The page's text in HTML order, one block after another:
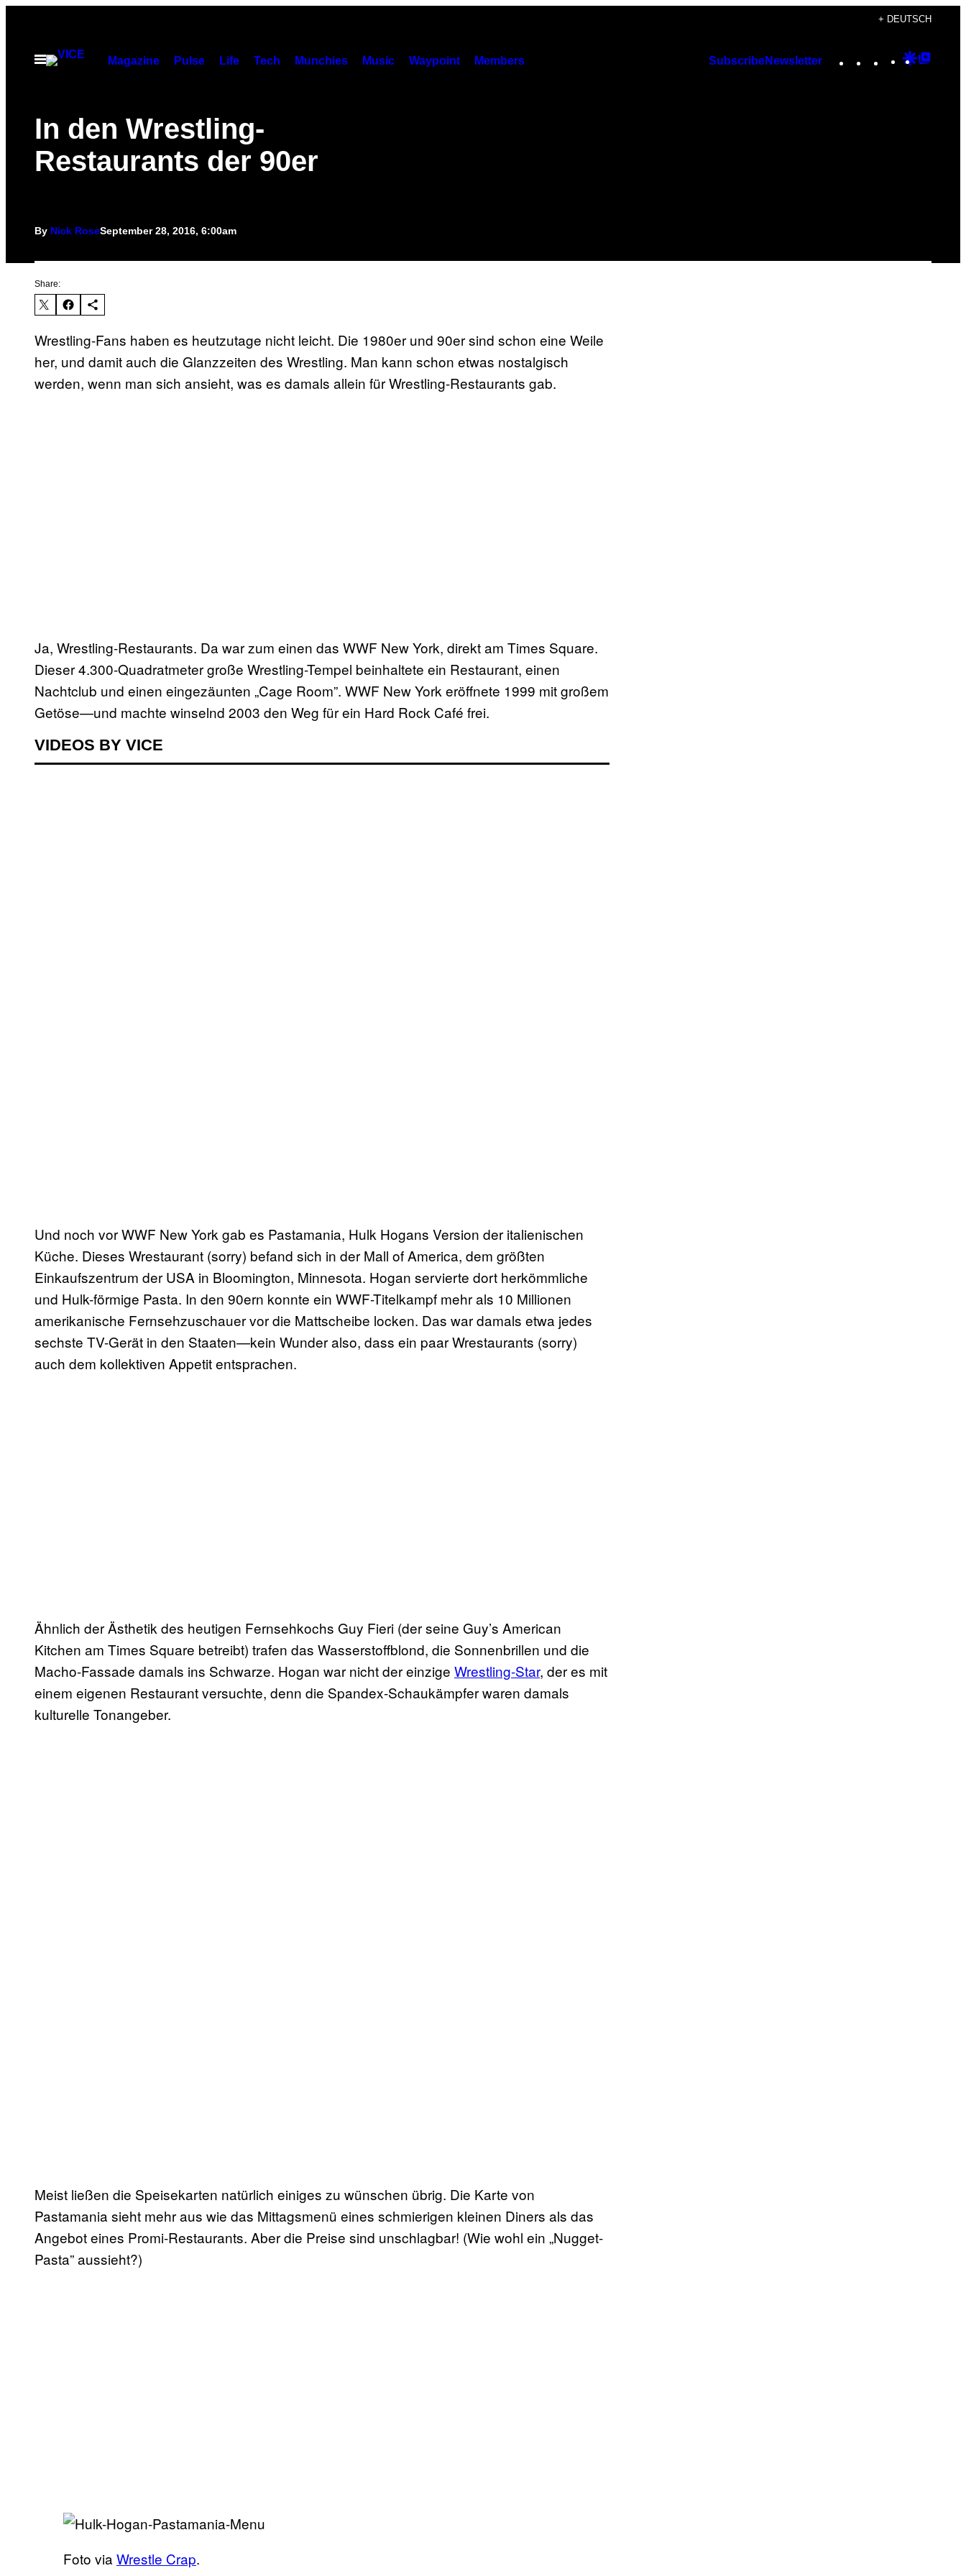
content
+ DEUTSCH
Open
Magazine Pulse Life Tech Munchies Music Waypoint Members SubscribeNewsletter Instagram
TikTok
YouTube
Google
In den Wrestling-
Restaurants der 90er
By Nick RoseSeptember 28, 2016, 6:00am
Share:
Wrestling-Fans haben es heutzutage nicht leicht. Die 1980er und 90er sind schon eine Weile
her, und damit auch die Glanzzeiten des Wrestling. Man kann schon etwas nostalgisch
werden, wenn man sich ansieht, was es damals allein für Wrestling-Restaurants gab.
Ja, Wrestling-Restaurants. Da war zum einen das WWF New York, direkt am Times Square.
Dieser 4.300-Quadratmeter große Wrestling-Tempel beinhaltete ein Restaurant, einen
Nachtclub und einen eingezäunten „Cage Room”. WWF New York eröffnete 1999 mit großem
Getöse—und machte winselnd 2003 den Weg für ein Hard Rock Café frei.
VIDEOS BY VICE
Und noch vor WWF New York gab es Pastamania, Hulk Hogans Version der italienischen
Küche. Dieses Wrestaurant (sorry) befand sich in der Mall of America, dem größten
Einkaufszentrum der USA in Bloomington, Minnesota. Hogan servierte dort herkömmliche
und Hulk-förmige Pasta. In den 90ern konnte ein WWF-Titelkampf mehr als 10 Millionen
amerikanische Fernsehzuschauer vor die Mattscheibe locken. Das war damals etwa jedes
sechste TV-Gerät in den Staaten—kein Wunder also, dass ein paar Wrestaurants (sorry)
auch dem kollektiven Appetit entsprachen.
Ähnlich der Ästhetik des heutigen Fernsehkochs Guy Fieri (der seine Guy’s American
Kitchen am Times Square betreibt) trafen das Wasserstoffblond, die Sonnenbrillen und die
Macho-Fassade damals ins Schwarze. Hogan war nicht der einzige Wrestling-Star, der es mit
einem eigenen Restaurant versuchte, denn die Spandex-Schaukämpfer waren damals
kulturelle Tonangeber.
Meist ließen die Speisekarten natürlich einiges zu wünschen übrig. Die Karte von
Pastamania sieht mehr aus wie das Mittagsmenü eines schmierigen kleinen Diners als das
Angebot eines Promi-Restaurants. Aber die Preise sind unschlagbar! (Wie wohl ein „Nugget-
Pasta” aussieht?)
Foto via Wrestle Crap.